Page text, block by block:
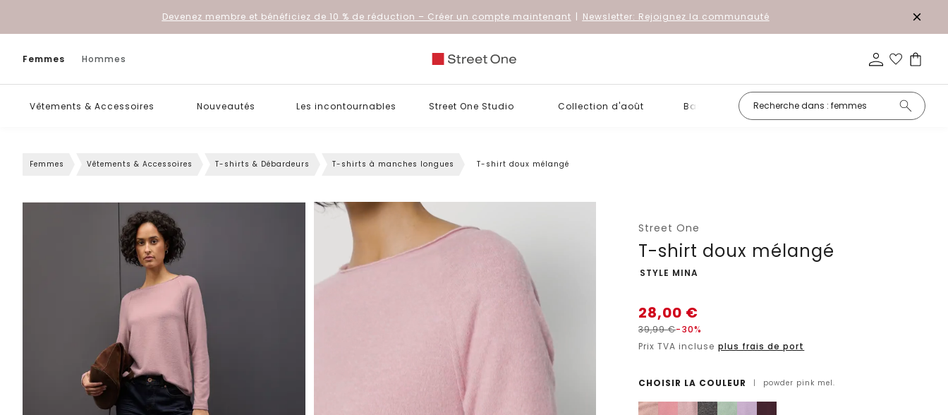
Devenez membre et bénéficiez de 10 % de réduction – Créer un compte maintenant | Newsletter: Rejoignez la communauté
Femmes Hommes
Vêtements & Accessoires Nouveautés Les incontournables Street One Studio Collection d'août Basiques Petits prix
Femmes Vêtements & Accessoires T-shirts & Débardeurs T-shirts à manches longues T-shirt doux mélangé
Street One
T-shirt doux mélangé
-
STYLE MINA
28,00 €
39,99€-30%
Prix TVA incluse plus frais de port
CHOISIR LA COULEUR | powder pink mel.